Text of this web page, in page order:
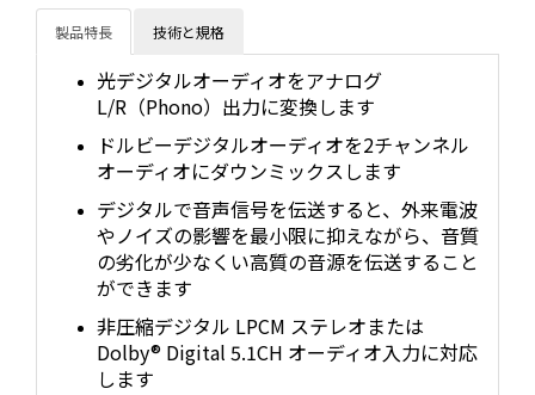
製品特長 技術と規格
光デジタルオーディオをアナログ
L/R（Phono）出力に変換します
ドルビーデジタルオーディオを2チャンネル
オーディオにダウンミックスします
デジタルで音声信号を伝送すると、外来電波
やノイズの影響を最小限に抑えながら、音質
の劣化が少なくい高質の音源を伝送すること
ができます
非圧縮デジタル LPCM ステレオまたは
Dolby® Digital 5.1CH オーディオ入力に対応
します